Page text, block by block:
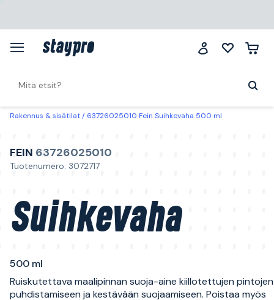
Rakennus & sisätilat 63726025010 Fein Suihkevaha 500 ml
FEIN 63726025010
Tuotenumero: 3072717
Suihkevaha
500 ml
Ruiskutettava maalipinnan suoja-aine kiillotettujen pintojen
puhdistamiseen ja kestävään suojaamiseen. Poistaa myös